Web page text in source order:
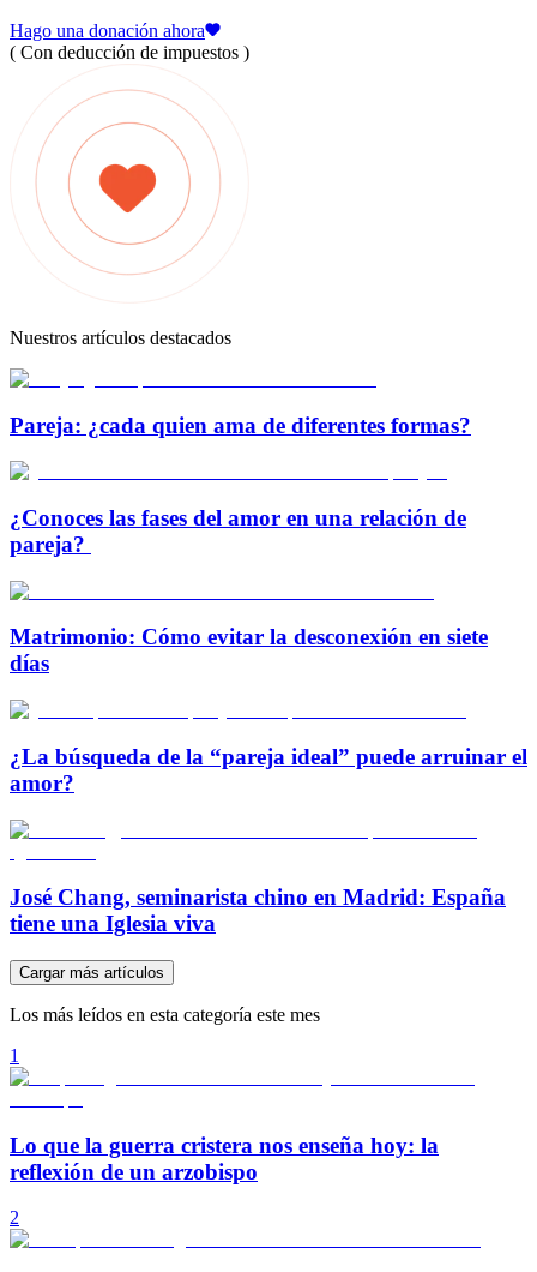
Hago una donación ahora
( Con deducción de impuestos )
Nuestros artículos destacados
Pareja: ¿cada quien ama de diferentes formas?
¿Conoces las fases del amor en una relación de
pareja?
Matrimonio: Cómo evitar la desconexión en siete
días
¿La búsqueda de la “pareja ideal” puede arruinar el
amor?
José Chang, seminarista chino en Madrid: España
tiene una Iglesia viva
Cargar más artículos
Los más leídos en esta categoría este mes
1
Lo que la guerra cristera nos enseña hoy: la
reflexión de un arzobispo
2